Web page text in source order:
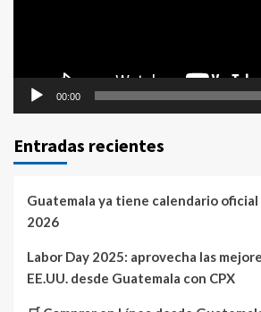
00:00
Entradas recientes
Guatemala ya tiene calendario
2026
Labor Day 2025: aprovecha las
EE.UU. desde Guatemala con CPX